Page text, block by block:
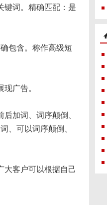
词。精确匹配：是
包含。称作高级短
广告。
加词、词序颠倒、
、可以词序颠倒、
客户可以根据自己